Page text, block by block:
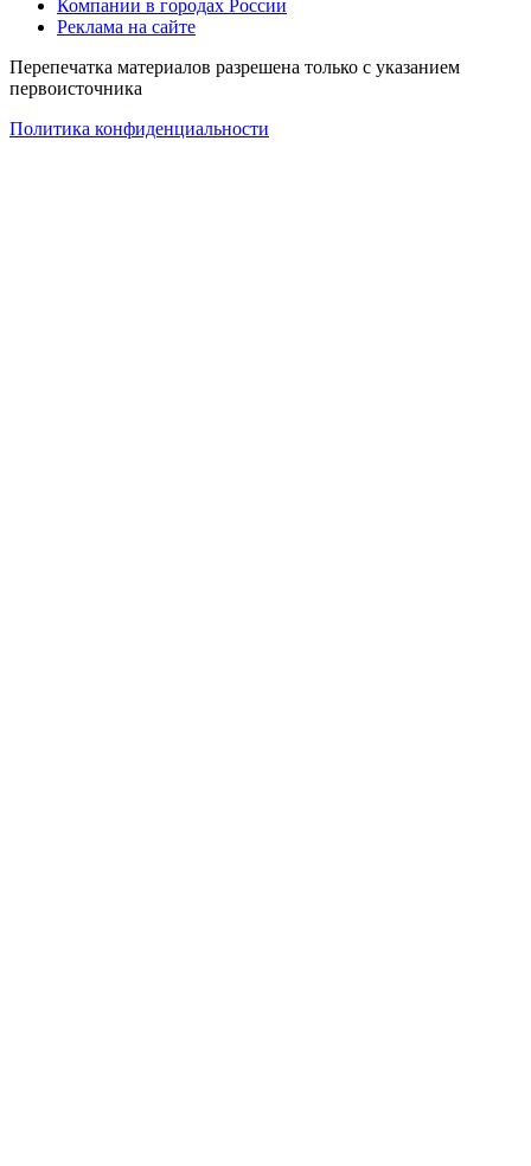
Компании в городах России
Реклама на сайте
Перепечатка материалов разрешена только с указанием
первоисточника
Политика конфиденциальности